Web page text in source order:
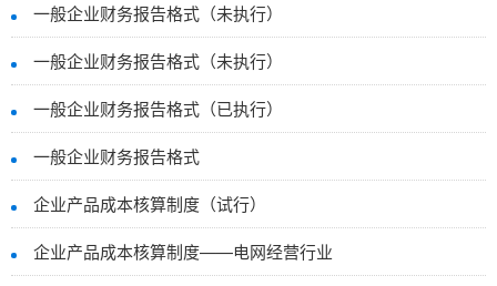
一般企业财务报告格式（未执行）
一般企业财务报告格式（未执行）
一般企业财务报告格式（已执行）
一般企业财务报告格式
企业产品成本核算制度（试行）
企业产品成本核算制度——电网经营行业